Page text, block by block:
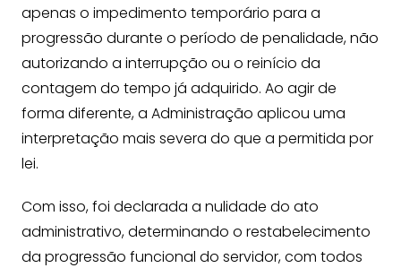
apenas o impedimento temporário para a
progressão durante o período de penalidade, não
autorizando a interrupção ou o reinício da
contagem do tempo já adquirido. Ao agir de
forma diferente, a Administração aplicou uma
interpretação mais severa do que a permitida por
lei.
Com isso, foi declarada a nulidade do ato
administrativo, determinando o restabelecimento
da progressão funcional do servidor, com todos